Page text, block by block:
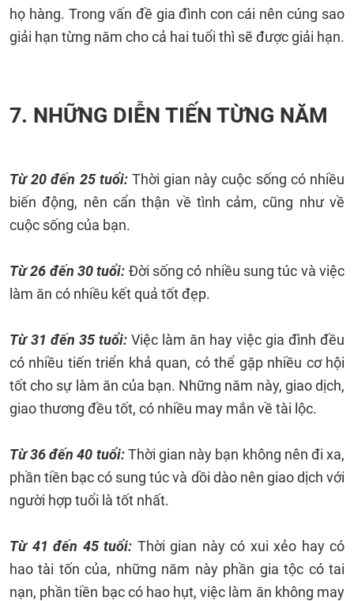
họ hàng. Trong vấn đề gia đình con cái nên cúng sao
giải hạn từng năm cho cả hai tuổi thì sẽ được giải hạn.
7. NHỮNG DIỄN TIẾN TỪNG NĂM
Từ 20 đến 25 tuổi: Thời gian này cuộc sống có nhiều
biến động, nên cẩn thận về tình cảm, cũng như về
cuộc sống của bạn.
Từ 26 đến 30 tuổi: Đời sống có nhiều sung túc và việc
làm ăn có nhiều kết quả tốt đẹp.
Từ 31 đến 35 tuổi: Việc làm ăn hay việc gia đình đều
có nhiều tiến triển khả quan, có thể gặp nhiều cơ hội
tốt cho sự làm ăn của bạn. Những năm này, giao dịch,
giao thương đều tốt, có nhiều may mắn về tài lộc.
Từ 36 đến 40 tuổi:Thời gian này bạn không nên đi xa,
phần tiền bạc có sung túc và dồi dào nên giao dịch với
người hợp tuổi là tốt nhất.
Từ 41 đến 45 tuổi: Thời gian này có xui xẻo hay có
hao tài tốn của, những năm này phần gia tộc có tai
nạn, phần tiền bạc có hao hụt, việc làm ăn không may